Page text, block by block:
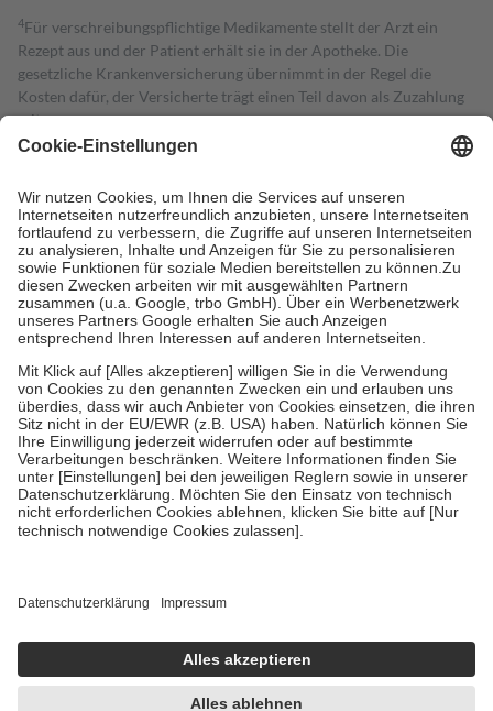
4Für verschreibungspflichtige Medikamente stellt der Arzt ein
Rezept aus und der Patient erhält sie in der Apotheke. Die
gesetzliche Krankenversicherung übernimmt in der Regel die
Kosten dafür, der Versicherte trägt einen Teil davon als Zuzahlung
mit.
Grundsätzlich leisten Mitglieder Zuzahlungen in Höhe von zehn
höchstens zehn Euro.
Es sind jedoch nie mehr als die tatsächlichen
Kosten der Leistung zu entrichten.
Diese Regeln gelten grundsätzlich auch für Online-Apotheken.
Bei Heilmitteln und häuslicher Krankenpflege beträgt die
Zuzahlung zehn Prozent der Kosten sowie zehn Euro je
Verordnung.
Um das Engagement der Versicherten für ihre eigene Gesundheit zu
stärken und die besondere Stellung der Familie zu unterstützen,
fallenkeine Zuzahlungenan bei:
• Kindern und Jugendlichen bis zum vollendeten 18. Lebensjahr
mit Ausnahme der Fahrkosten
• Untersuchungen zur Vorsorge und Früherkennung, die von der
GKV getragen werden
• empfohlenen Schutzimpfungen
• Harn- und Blutteststreifen
getroffen, um sicherzustellen, dass es sich um echte Bewertungen
https://help.etrusted.com/hc/de/articles/4419944605341
Einige Bilder und Inhalte wurden unter Zuhilfenahme künstlicher